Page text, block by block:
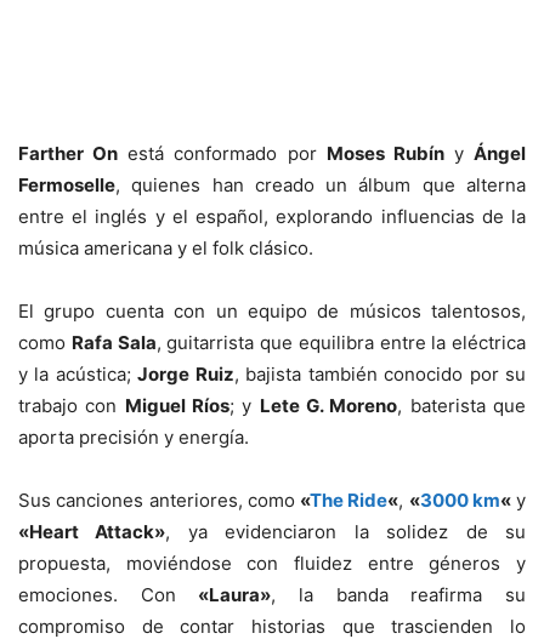
Farther On está conformado por Moses Rubíny Ángel
Fermoselle, quienes han creado un álbum que alterna
entre el inglés y el español, explorando influencias de la
música americana y el folk clásico.
El grupo cuenta con un equipo de músicos talentosos,
como Rafa Sala, guitarrista que equilibra entre la eléctrica
y la acústica;Jorge Ruiz, bajista también conocido por su
trabajo con Miguel Ríos; y Lete G. Moreno, baterista que
aporta precisión y energía.
Sus canciones anteriores, como «The Ride«, «3000 km«y
«Heart Attack», ya evidenciaron la solidez de su
propuesta, moviéndose con fluidez entre géneros y
emociones. Con «Laura», la banda reafirma su
compromiso de contar historias que trascienden lo